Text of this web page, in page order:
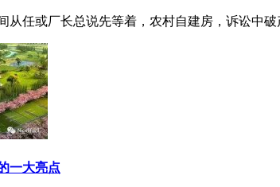
从任或厂长总说先等着，农村自建房，诉讼中
一大亮点